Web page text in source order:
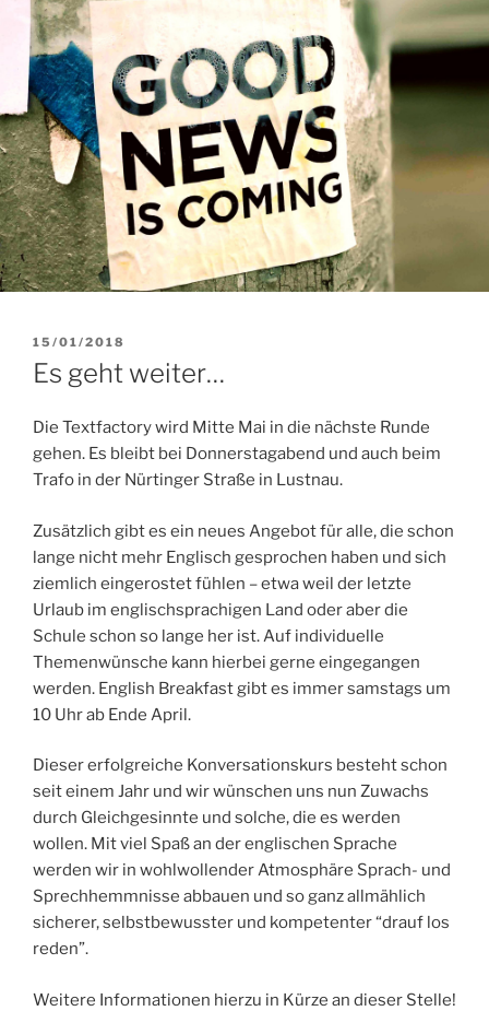
VERÖFFENTLICHT
AM
15/01/2018
Es geht weiter…
Die Textfactory wird Mitte Mai in die nächste Runde
gehen. Es bleibt bei Donnerstagabend und auch beim
Trafo in der Nürtinger Straße in Lustnau.
Zusätzlich gibt es ein neues Angebot für alle, die schon
lange nicht mehr Englisch gesprochen haben und sich
ziemlich eingerostet fühlen – etwa weil der letzte
Urlaub im englischsprachigen Land oder aber die
Schule schon so lange her ist. Auf individuelle
Themenwünsche kann hierbei gerne eingegangen
werden. English Breakfast gibt es immer samstags um
10 Uhr ab Ende April.
Dieser erfolgreiche Konversationskurs besteht schon
seit einem Jahr und wir wünschen uns nun Zuwachs
durch Gleichgesinnte und solche, die es werden
wollen. Mit viel Spaß an der englischen Sprache
werden wir in wohlwollender Atmosphäre Sprach- und
Sprechhemmnisse abbauen und so ganz allmählich
sicherer, selbstbewusster und kompetenter “drauf los
reden”.
Weitere Informationen hierzu in Kürze an dieser Stelle!